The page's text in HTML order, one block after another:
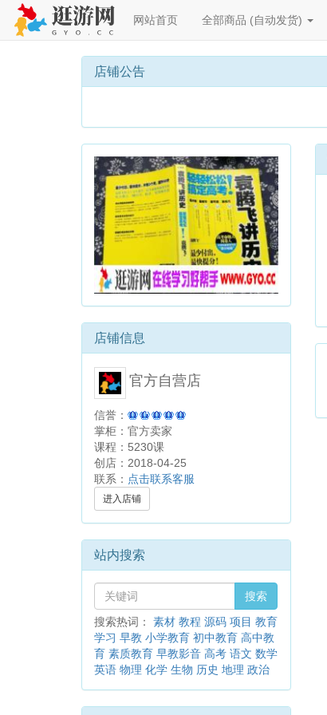
网站首页 全部商品 (自动发货)
店铺公告
店铺信息
官方自营店
信誉：
掌柜：官方卖家
课程：5230课
创店：2018-04-25
联系： 点击联系客服
进入店铺
站内搜索
搜索
搜索热词： 素材 教程 源码 项目 教育
学习 早教 小学教育 初中教育 高中教
育 素质教育 早教影音 高考 语文 数学
英语 物理 化学 生物 历史 地理 政治